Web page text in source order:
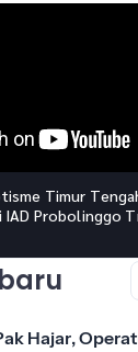
Timur
Probolinggo
Hajar,